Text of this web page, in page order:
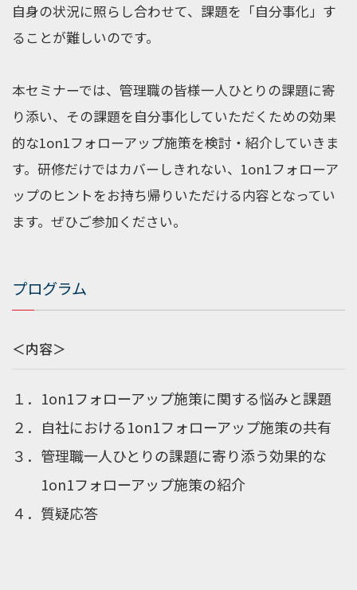
自身の状況に照らし合わせて、課題を「自分事化」す
ることが難しいのです。
本セミナーでは、管理職の皆様一人ひとりの課題に寄
り添い、その課題を自分事化していただくための効果
的な1on1フォローアップ施策を検討・紹介していきま
す。研修だけではカバーしきれない、 1on1フォローア
ップのヒントをお持ち帰りいただける内容となってい
ます。ぜひご参加ください。
プログラム
＜内容＞
１．1on1フォローアップ施策に関する悩みと課題
２．自社における1on1フォローアップ施策の共有
３．管理職一人ひとりの課題に寄り添う効果的な
1on1フォローアップ施策の紹介
４．質疑応答